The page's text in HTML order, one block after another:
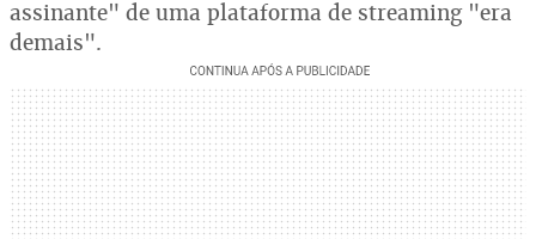
assinante" de uma plataforma de streaming "era
demais".